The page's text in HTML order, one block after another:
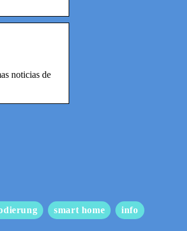
noticias de
smart home info
So pflegen Sie Ihr